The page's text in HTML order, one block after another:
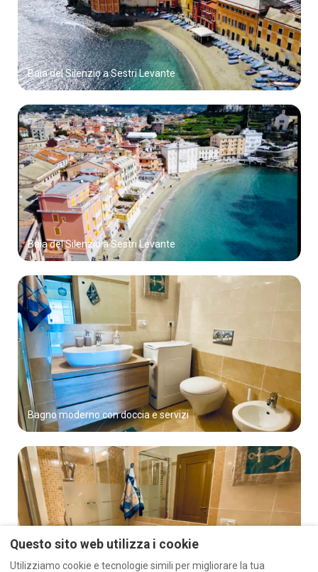
Baia del Silenzio a Sestri Levante
Baia del Silenzio a Sestri Levante
Bagno moderno con doccia e servizi
Questo sito web utilizza i cookie
Utilizziamo cookie e tecnologie simili per migliorare la tua